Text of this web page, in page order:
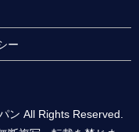
ー
ン All Rights Reserved.